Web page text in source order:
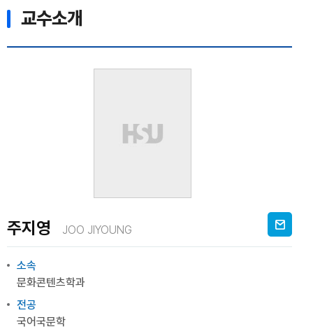
교수소개
주지영 JOO JIYOUNG
소속
문화콘텐츠학과
전공
국어국문학